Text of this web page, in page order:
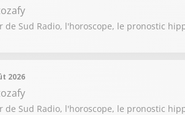
de Sud Radio, l'horoscope, le pronostic
2026
de Sud Radio, l'horoscope, le pronostic